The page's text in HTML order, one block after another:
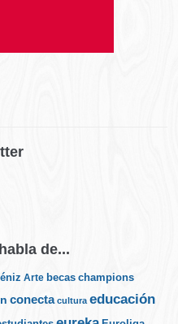
de...
Arte becas champions
conecta cultura educación